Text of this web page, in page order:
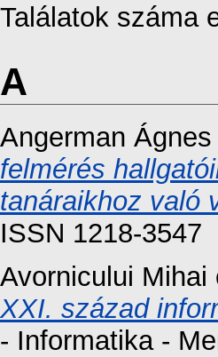
Találatok száma
A
Angerman Ágnes
felmérés
tanáraikhoz való
ISSN 1218-3547
Avornicului Mihai
XXI. század
- Informatika -